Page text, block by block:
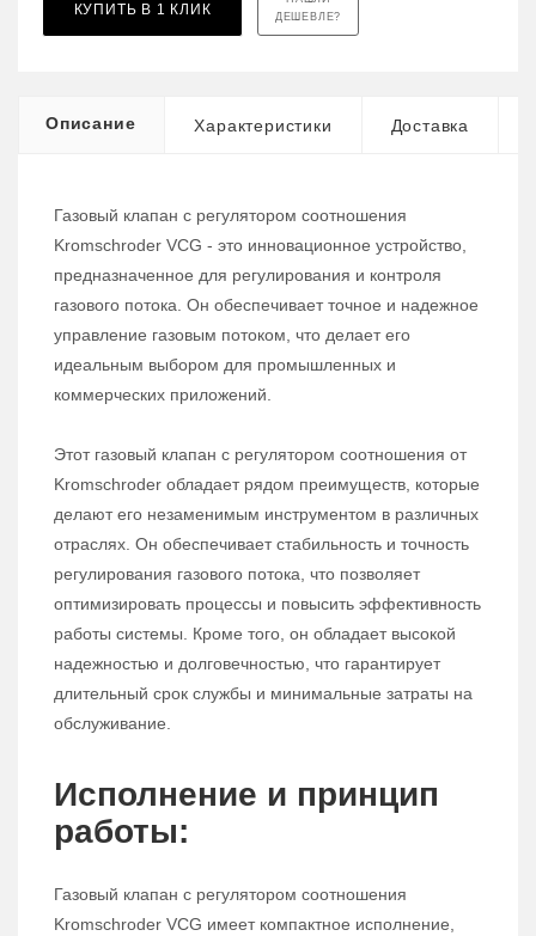
КУПИТЬ В 1 КЛИК
ДЕШЕВЛЕ?
Описание Характеристики Доставка
Газовый клапан с регулятором соотношения
Kromschroder VCG - это инновационное устройство,
предназначенное для регулирования и контроля
газового потока. Он обеспечивает точное и надежное
управление газовым потоком, что делает его
идеальным выбором для промышленных и
коммерческих приложений.
Этот газовый клапан с регулятором соотношения от
Kromschroder обладает рядом преимуществ, которые
делают его незаменимым инструментом в различных
отраслях. Он обеспечивает стабильность и точность
регулирования газового потока, что позволяет
оптимизировать процессы и повысить эффективность
работы системы. Кроме того, он обладает высокой
надежностью и долговечностью, что гарантирует
длительный срок службы и минимальные затраты на
обслуживание.
Исполнение и принцип
работы:
Газовый клапан с регулятором соотношения
Kromschroder VCG имеет компактное исполнение,